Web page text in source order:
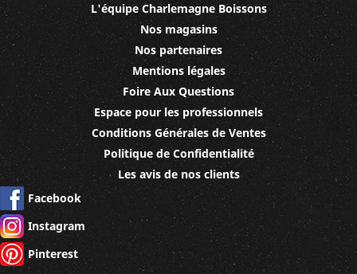
L'équipe Charlemagne Boissons
Nos magasins
Nos partenaires
Mentions légales
Foire Aux Questions
Espace pour les professionnels
Conditions Générales de Ventes
Politique de Confidentialité
Les avis de nos clients
Facebook
Instagram
Pinterest